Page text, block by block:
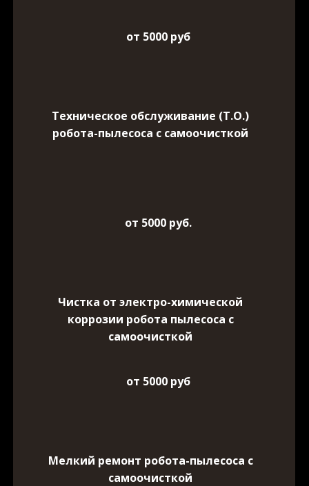
от 5000 руб
Техническое обслуживание (Т.О.)
робота-пылесоса с самоочисткой
от 5000 руб.
Чистка от электро-химической
коррозии робота пылесоса с
самоочисткой
от 5000 руб
Мелкий ремонт робота-пылесоса с
самоочисткой